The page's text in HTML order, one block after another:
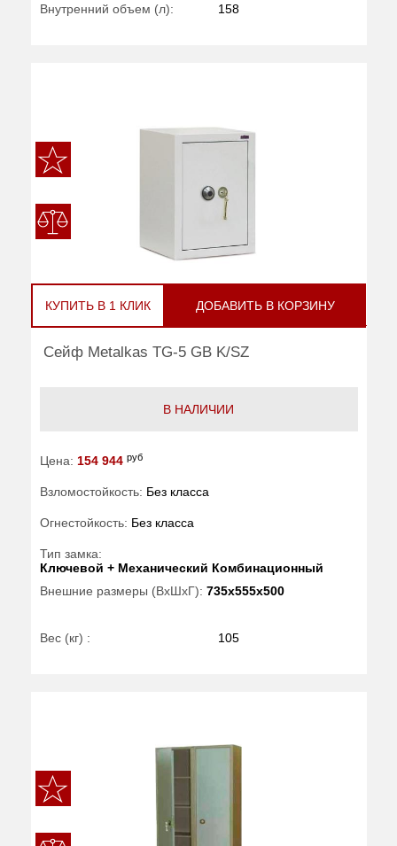
Внутренний объем (л): 158
КУПИТЬ В 1 КЛИК ДОБАВИТЬ В КОРЗИНУ
Сейф Metalkas TG-5 GB K/SZ
В НАЛИЧИИ
Цена: 154 944 руб
Взломостойкость: Без класса
Огнестойкость: Без класса
Тип замка:
Ключевой + Механический Комбинационный
Внешние размеры (ВхШхГ): 735x555x500
Вес (кг) : 105